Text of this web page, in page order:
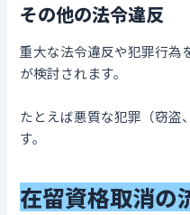
その他の法令違反
重大な法令違反や犯罪行為
が検討されます。
たとえば悪質な犯罪（窃盗
す。
在留資格取消の